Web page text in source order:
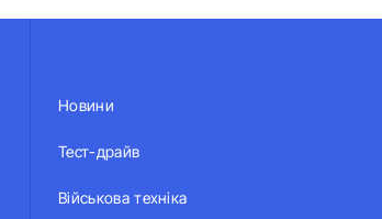
Новини
Тест-драйв
Військова техніка